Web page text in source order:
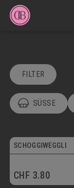
FILTER
SÜSSE
SÜSSE
SÜSSGEBÄCK
SCHOGGIWEGGLI
CHF 3.80
Vegetarisch